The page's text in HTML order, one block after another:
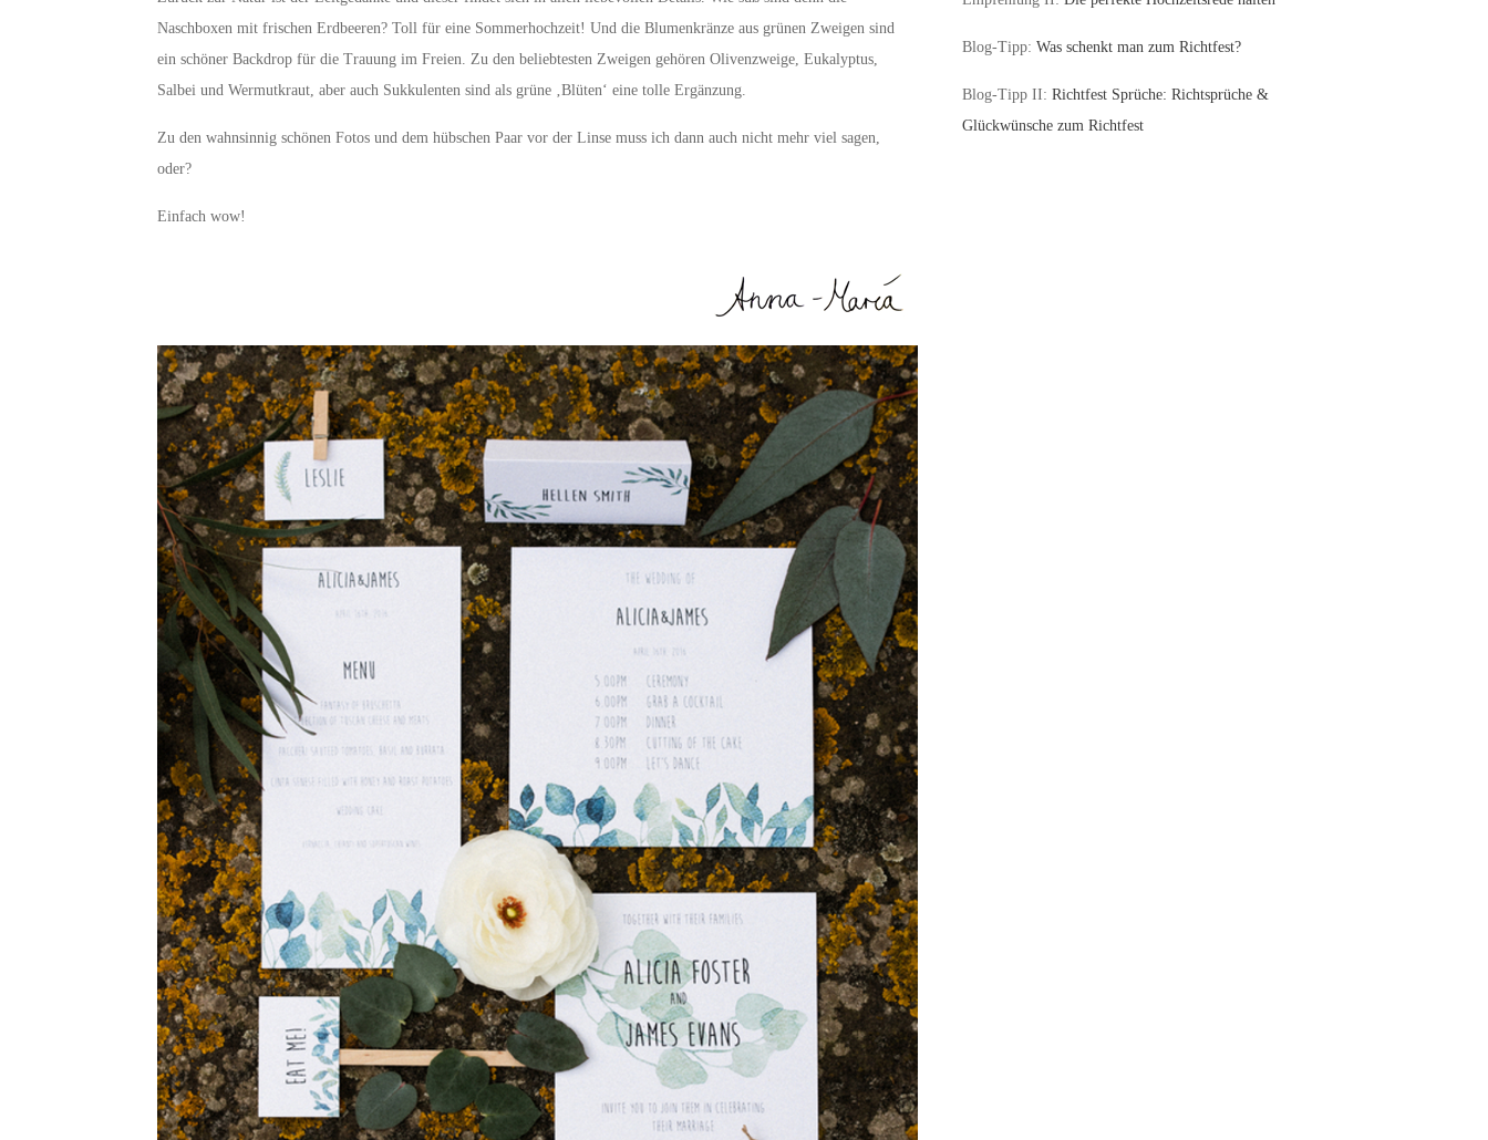
Naschboxen mit frischen Erdbeeren? Toll für eine Sommerhochzeit! Und die Blumenkränze aus grünen Zweigen sind
ein schöner Backdrop für die Trauung im Freien. Zu den beliebtesten Zweigen gehören Olivenzweige, Eukalyptus,
Salbei und Wermutkraut, aber auch Sukkulenten sind als grüne ‚Blüten‘ eine tolle Ergänzung.
Zu den wahnsinnig schönen Fotos und dem hübschen Paar vor der Linse muss ich dann auch nicht mehr viel sagen,
oder?
Einfach wow!
Blog-Tipp: Was schenkt man zum Richtfest?
Blog-Tipp II: Richtfest Sprüche: Richtsprüche &
Glückwünsche zum Richtfest